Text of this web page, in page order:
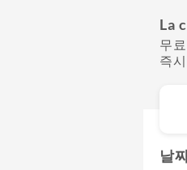
La
무
즉
날